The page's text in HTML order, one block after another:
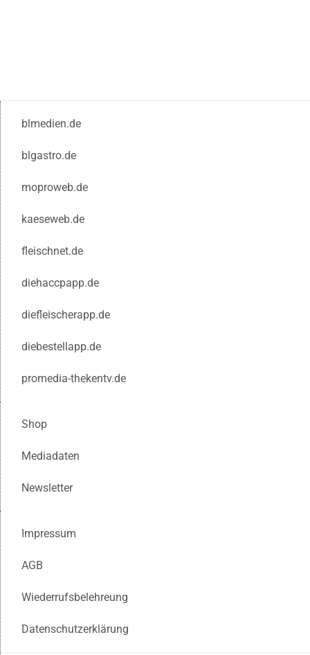
blmedien.de
blgastro.de
moproweb.de
kaeseweb.de
fleischnet.de
diehaccpapp.de
diefleischerapp.de
diebestellapp.de
promedia-thekentv.de
Shop
Mediadaten
Newsletter
Impressum
AGB
Wiederrufsbelehreung
Datenschutzerklärung